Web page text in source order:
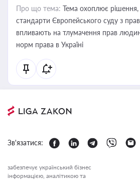
Про що тема: Тема охоплює рішення,
стандарти Європейського суду з
впливають на тлумачення прав
норм права в Україні
Зв'язатися:
забезпечує український бізнес
інформацією, аналітикою та